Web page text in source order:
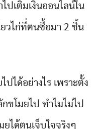
ปเติมเงินออนไลน์ใน
ยวไก่ที่ตนซื้อมา 2 ชิ้น
ปได้อย่างไร เพราะตั้ง
ขโมยไป ทำไมไม่ไป
ยได้ตนเจ็บใจจริงๆ